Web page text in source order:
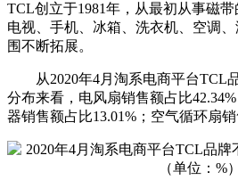
TCL创立于1981年，从最初从事磁带
电视、手机、冰箱、洗衣机、空调
围不断拓展。
从2020年4月淘系电商平台TCL
分布来看，电风扇销售额占比
器销售额占比13.01%；空气循环扇销